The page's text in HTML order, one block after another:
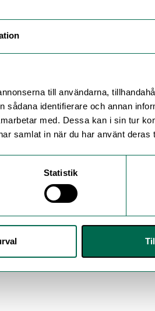
till användarna,
identifierare och annan
med. Dessa kan i sin tur
samlat in när du har använt deras
Statistik